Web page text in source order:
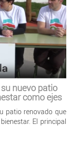
nuevo patio
como ejes
patio renovado que
El principal